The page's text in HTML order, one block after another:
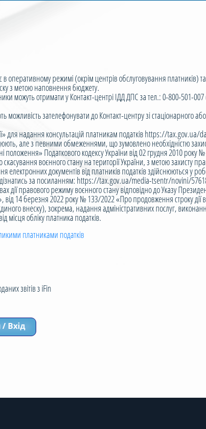
режимі (окрім центрів обслуговування платників)
з метою наповнення бюджету.
можуть отримати у Контакт-центрі ІДД ДПС за тел.: 0-800-501-
зателефонувати до Контакт-центру зі стаціонарного
для надання консультацій платникам податків https://
але з певними обмеженнями, що зумовлено необхідністю
Податкового кодексу України від 02 грудня 2010 року №
воєнного стану на території України, з метою захисту
документів від платників податків здійснюються у
за посиланням: https://tax.gov.ua/media-tsentr/novini/
дії правового режиму воєнного стану відповідно до Указу
14 березня 2022 року № 133/2022 «Про продовження строку дії
внеску), зокрема, надання адміністративних послуг,
місця обліку платника податків.
платниками податків
звітів з iFin
/ Вхід